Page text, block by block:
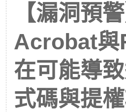
【漏洞預
Acrobat與
在可能導
式碼與提